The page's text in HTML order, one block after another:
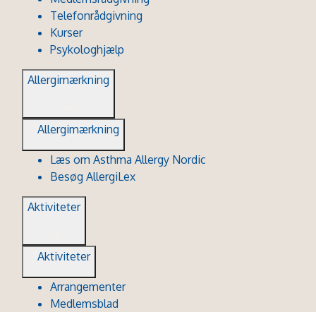
Telefonrådgivning
Kurser
Psykologhjælp
Allergimærkning
Allergimærkning
Læs om Asthma Allergy Nordic
Besøg AllergiLex
Aktiviteter
Aktiviteter
Arrangementer
Medlemsblad